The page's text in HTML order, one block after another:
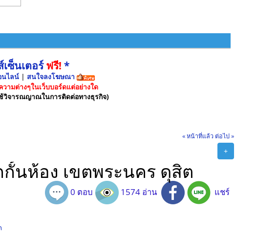
ซ็นเตอร์ฟรี! *
นไลน์ | สนใจลงโฆษณา
ามต่างๆในเว็บบอร์ดแต่อย่างใด
วิจารณญาณในการติดต่อทางธุรกิจ)
« หน้าที่แล้ว ต่อไป »
+
นห้อง เขตพระนคร ดุสิต
0 ตอบ 1574 อ่าน แชร์